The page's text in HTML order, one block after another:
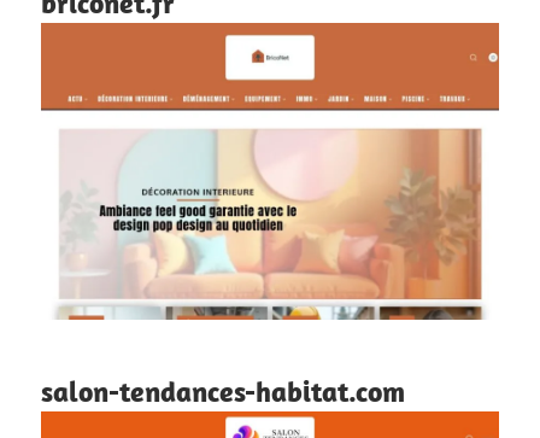
salon-tendances-habitat.com